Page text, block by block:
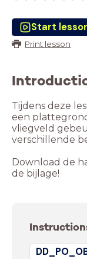
Start
Print lesson
Tijdens deze
een
vliegveld
verschillende
Download de
de bijlage!